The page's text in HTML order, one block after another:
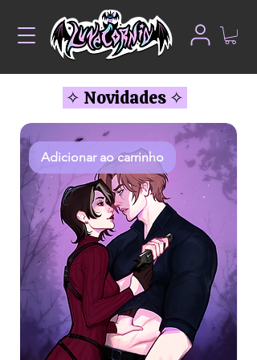
✧ Novidades ✧
Adicionar ao carrinho